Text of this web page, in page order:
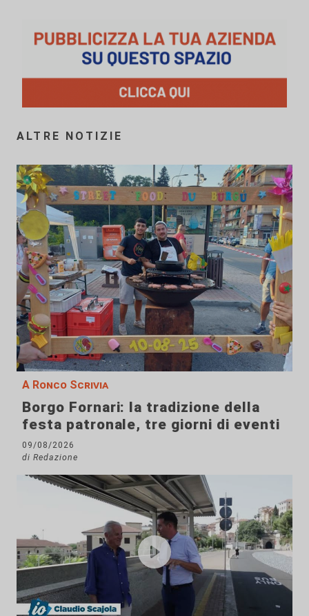
ALTRE NOTIZIE
A Ronco Scrivia
Borgo Fornari: la tradizione della
festa patronale, tre giorni di eventi
09/08/2026
di Redazione